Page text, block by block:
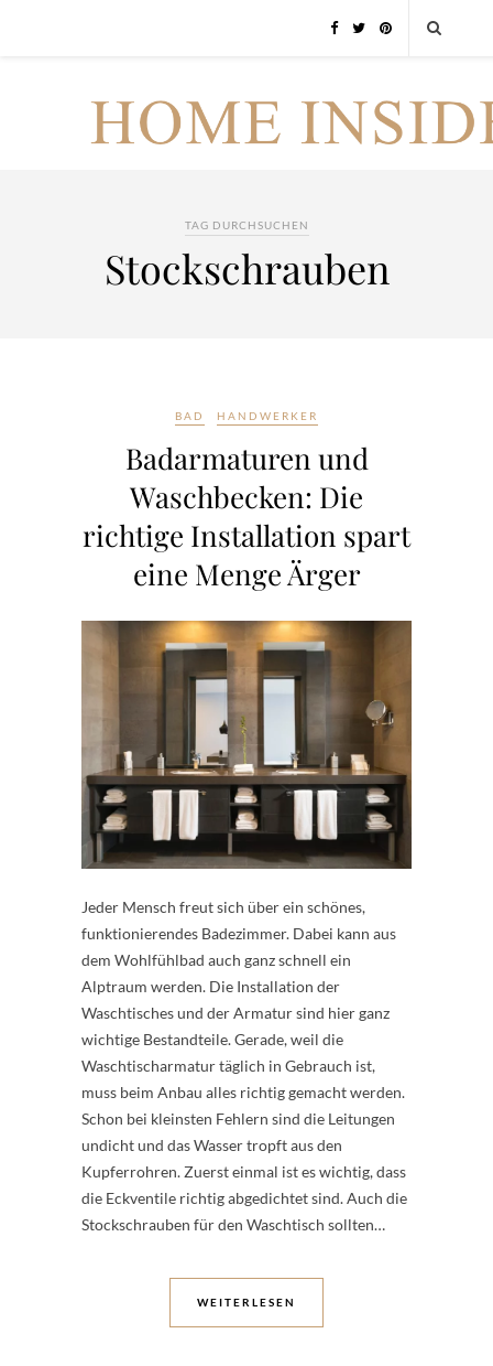
TAG DURCHSUCHEN
Stockschrauben
BAD HANDWERKER
Badarmaturen und
Waschbecken: Die
richtige Installation spart
eine Menge Ärger
Jeder Mensch freut sich über ein schönes,
funktionierendes Badezimmer. Dabei kann aus
dem Wohlfühlbad auch ganz schnell ein
Alptraum werden. Die Installation der
Waschtisches und der Armatur sind hier ganz
wichtige Bestandteile. Gerade, weil die
Waschtischarmatur täglich in Gebrauch ist,
muss beim Anbau alles richtig gemacht werden.
Schon bei kleinsten Fehlern sind die Leitungen
undicht und das Wasser tropft aus den
Kupferrohren. Zuerst einmal ist es wichtig, dass
die Eckventile richtig abgedichtet sind. Auch die
Stockschrauben für den Waschtisch sollten…
WEITERLESEN